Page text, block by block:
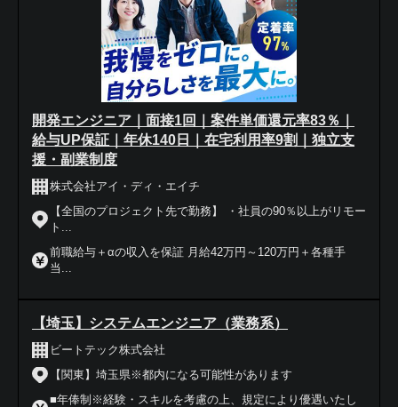
開発エンジニア｜面接1回｜案件単価還元率83％｜
給与UP保証｜年休140日｜在宅利用率9割｜独立支
援・副業制度
株式会社アイ・ディ・エイチ
【全国のプロジェクト先で勤務】 ・社員の90％以上がリモー
ト...
前職給与＋αの収入を保証 月給42万円～120万円＋各種手
当...
【埼玉】システムエンジニア（業務系）
ビートテック株式会社
【関東】埼玉県※都内になる可能性があります
■年俸制※経験・スキルを考慮の上、規定により優遇いたし